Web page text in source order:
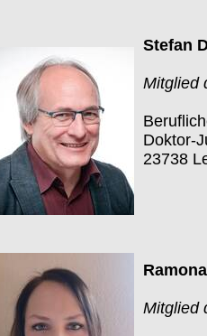
Stefan
Mitglied
Doktor-
23738
Mitglied